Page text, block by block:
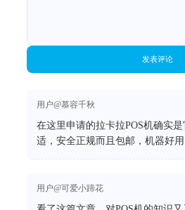
发表评论
用户@慕容千秋
在这里申请的拉卡拉POS机确实
适，安全正规而且包邮，机器好用
用户@可爱小蹄花